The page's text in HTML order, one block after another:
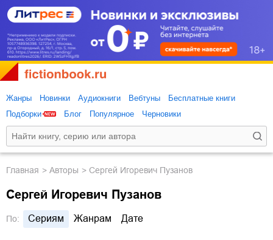
Жанры Новинки Аудиокниги Вебтуны
Бесплатные книги
Подборки
Блог Популярное Черновики
Главная Авторы Сергей Игоревич Пузанов
Сергей Игоревич Пузанов
По: Сериям Жанрам Дате